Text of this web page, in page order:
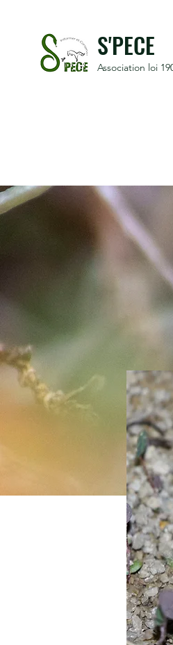
S'PECE
Association loi